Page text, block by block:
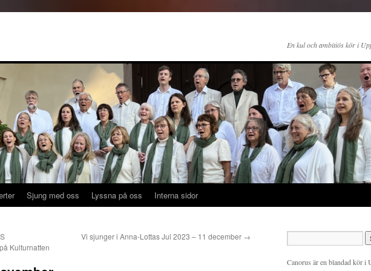
En kul och ambitiös kör i
Sjung med oss Lyssna på oss Interna sidor
Kulturnatten
Vi sjunger i Anna-Lottas Jul 2023 – 11 december →
Canorus är en blandad kör i